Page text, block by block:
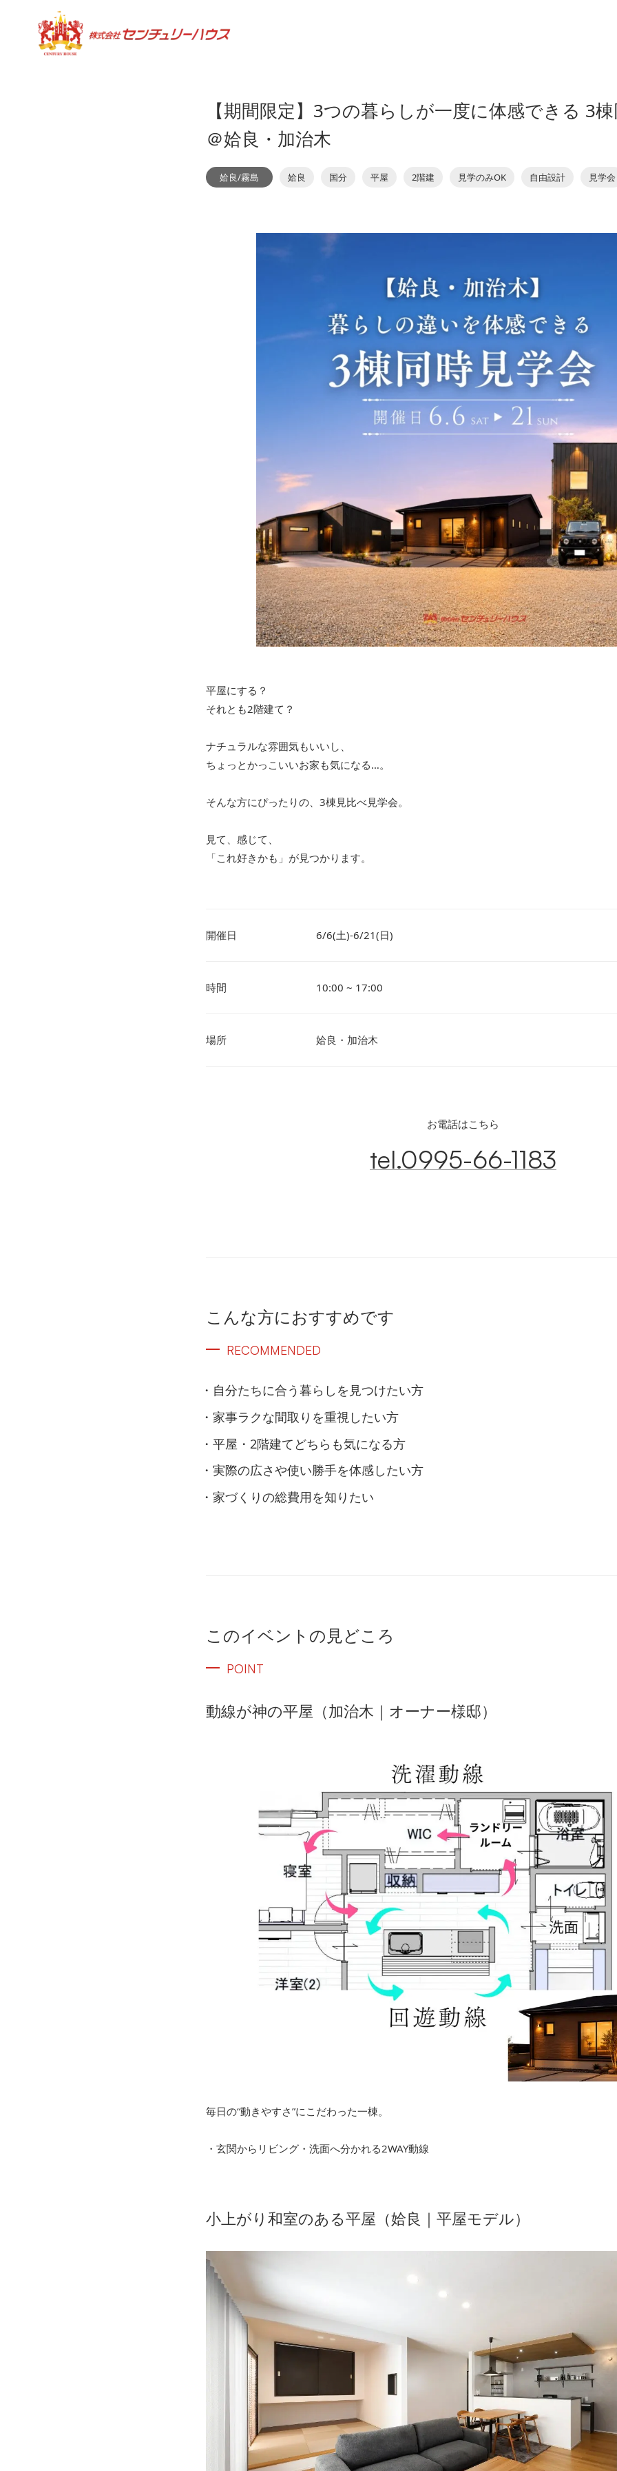
【期間限定】3つの暮らしが一度に体感できる 3
＠姶良・加治木
姶良/霧島 姶良 国分 平屋 2階建 見学のみOK 自由設計 見学会
平屋にする？
それとも2階建て？
ナチュラルな雰囲気もいいし、
ちょっとかっこいいお家も気になる…。
そんな方にぴったりの、3棟見比べ見学会。
見て、感じて、
「これ好きかも」が見つかります。
開催日 6/6(土)-6/21(日)
時間 10:00 ~ 17:00
場所 姶良・加治木
お電話はこちら
tel.0995-66-1183
こんな方におすすめです
RECOMMENDED
自分たちに合う暮らしを見つけたい方
家事ラクな間取りを重視したい方
平屋・2階建てどちらも気になる方
実際の広さや使い勝手を体感したい方
家づくりの総費用を知りたい
このイベントの見どころ
POINT
動線が神の平屋（加治木｜オーナー様邸）
毎日の“動きやすさ”にこだわった一棟。
・玄関からリビング・洗面へ分かれる2WAY動線
小上がり和室のある平屋（姶良｜平屋モデル）